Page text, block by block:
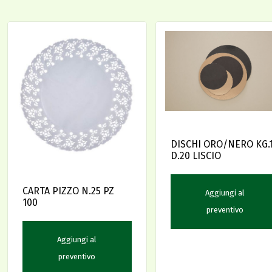
CARTA PIZZO N.25 PZ
100
Aggiungi al
preventivo
DISCHI ORO/NERO
D.20 LISCIO
Aggiungi al
preventivo